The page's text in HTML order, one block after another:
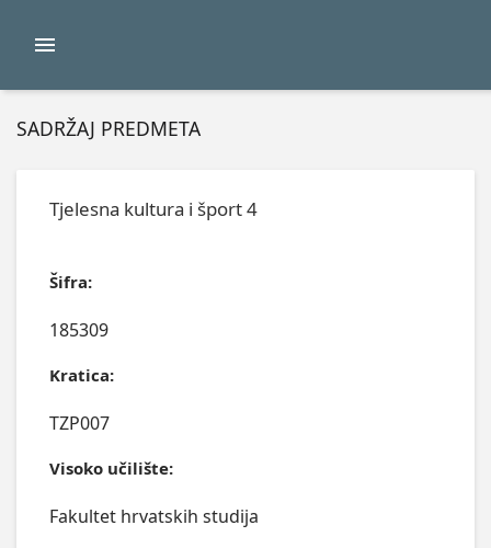
SADRŽAJ PREDMETA
Tjelesna kultura i šport 4
Šifra:
185309
Kratica:
TZP007
Visoko učilište:
Fakultet hrvatskih studija